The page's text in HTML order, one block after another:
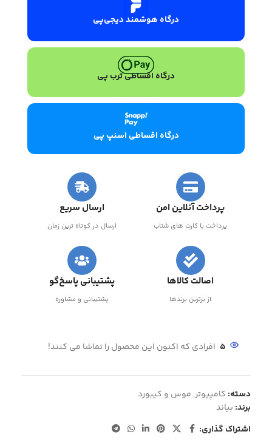
درگاه هوشمند دیجی‌پی
درگاه اقساطی ترب پی
درگاه اقساطی اسنپ پی
پرداخت آنلاین امن
پرداخت با کارت های شتاب
ارسال سریع
ارسال در کوتاه ترین زمان
اصالت کالاها
از برترین برندها
پشتیبانی پاسخ‌گو
پشتیبانی و مشاوره
5 افرادی که اکنون این محصول را تماشا می کنند!
دسته: کامپیوتر, موس و کیبورد
برند: بیاند
اشتراک گذاری: